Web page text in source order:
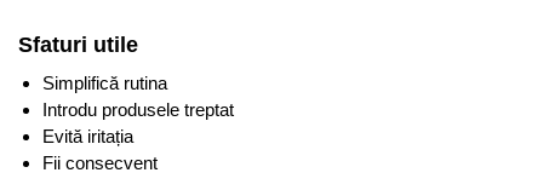
Sfaturi utile
Simplifică rutina
Introdu produsele treptat
Evită iritația
Fii consecvent